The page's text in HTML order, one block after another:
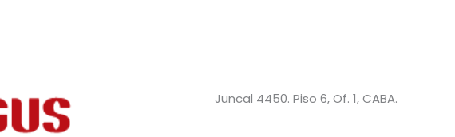
Juncal 4450. Piso 6, Of. 1, CABA.